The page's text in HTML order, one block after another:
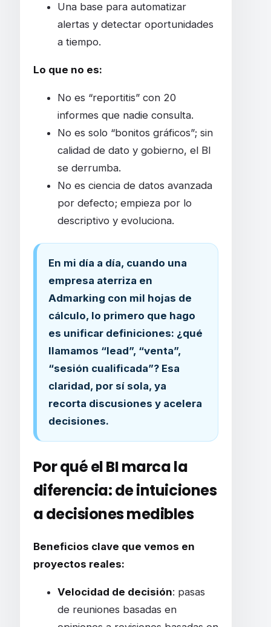
Una base para automatizar
alertas y detectar oportunidades
a tiempo.
Lo que no es:
No es “reportitis” con 20
informes que nadie consulta.
No es solo “bonitos gráficos”; sin
calidad de dato y gobierno, el BI
se derrumba.
No es ciencia de datos avanzada
por defecto; empieza por lo
descriptivo y evoluciona.
En mi día a día, cuando una
empresa aterriza en
Admarking con mil hojas de
cálculo, lo primero que hago
es unificar definiciones: ¿qué
llamamos “lead”, “venta”,
“sesión cualificada”? Esa
claridad, por sí sola, ya
recorta discusiones y acelera
decisiones.
Por qué el BI marca la
diferencia: de intuiciones
a decisiones medibles
Beneficios clave que vemos en
proyectos reales:
Velocidad de decisión: pasas
de reuniones basadas en